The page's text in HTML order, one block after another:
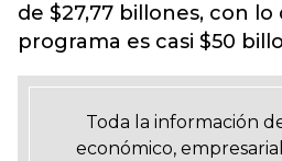
de $27,77 billones, con
programa es casi $50
Toda la información
económico,